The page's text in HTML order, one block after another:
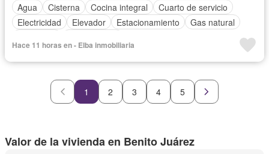
Agua
Cisterna Cocina integral
Cuarto de servicio
Electricidad
Elevador Estacionamiento
Gas natural
Hace 11 horas en - Elba inmobiliaria
1 2 3 4 5
Valor de la vivienda en Benito Juárez